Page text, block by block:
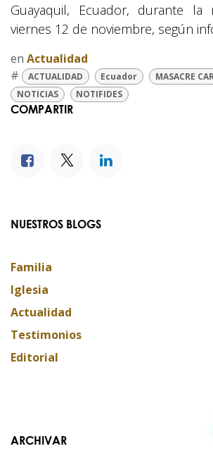
Guayaquil, Ecuador, durante
viernes 12 de noviembre, según
en Actualidad
#
ACTUALIDAD Ecuador
MASACRE
NOTICIAS
NOTIFIDES
COMPARTIR
NUESTROS BLOGS
Familia
Iglesia
Actualidad
Testimonios
Editorial
ARCHIVAR